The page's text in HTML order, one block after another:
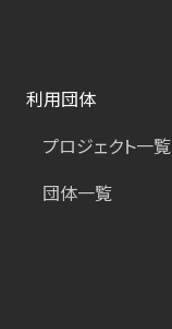
利用団体
プロジェクト一覧
団体一覧